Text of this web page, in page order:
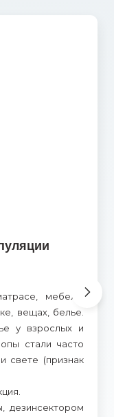
мебели,
вещах, белье.
у взрослых и
стали часто
свете (признак
дезинсектором